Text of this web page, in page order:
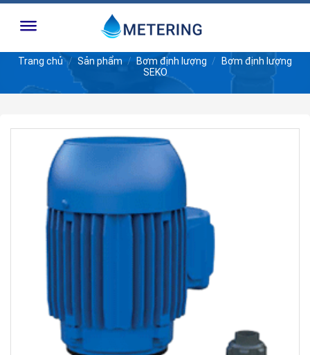
Skip
Trang chủ / Sản phẩm / Bơm định lượng /
Bơm định lượng
SEKO